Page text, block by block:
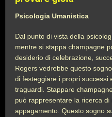
Psicologia Umanistica
Dal punto di vista della
mentre si stappa champagne
desiderio di celebrazione,
Rogers vedrebbe questo
di festeggiare i propri successi
traguardi. Stappare
può rappresentare la ricerca
appagamento. Questo sogno